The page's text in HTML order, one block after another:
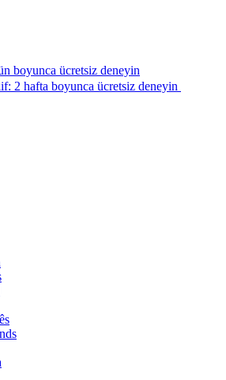
boyunca ücretsiz deneyin
2 hafta boyunca ücretsiz deneyin